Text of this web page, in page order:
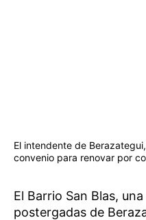
El intendente de
convenio para renovar por
El Barrio San Blas,
postergadas de